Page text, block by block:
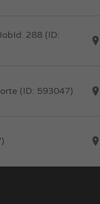
288 (ID:
(ID: 593047)